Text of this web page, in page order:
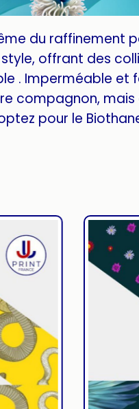
du raffinement
offrant des
. Imperméable et
compagnon, mais
pour le